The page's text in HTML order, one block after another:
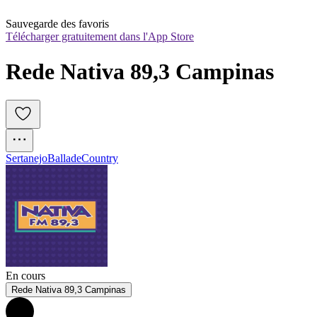
Sauvegarde des favoris
Télécharger gratuitement dans l'App Store
SertanejoBalladeCountry
En cours
Rede Nativa 89,3 Campinas